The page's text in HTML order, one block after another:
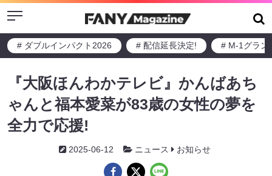
Menu
# ダブルインパクト2026 # 配信延長決定! # M-1グラン
『大阪ほんわかテレビ』かんばあち
ゃんと福本愛菜が83歳の女性の夢を
全力で応援!
2025-06-12 ニュース お知らせ